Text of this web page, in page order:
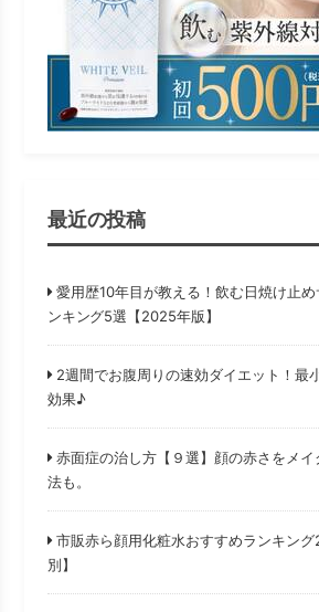
最近の投稿
愛用歴10年目が教える！飲む日焼け止
ンキング5選【2025年版】
2週間でお腹周りの速効ダイエット！最
効果♪
赤面症の治し方【９選】顔の赤さをメ
法も。
市販赤ら顔用化粧水おすすめランキン
別】